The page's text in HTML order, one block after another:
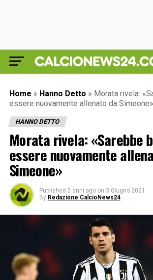
Home » Hanno Detto » Morata rivela:
essere nuovamente allenato da Simeone»
HANNO DETTO
Morata rivela: «Sarebbe
essere nuovamente
Simeone»
Published 5 anni ago on 3 Giugno 2021
By Redazione CalcioNews24